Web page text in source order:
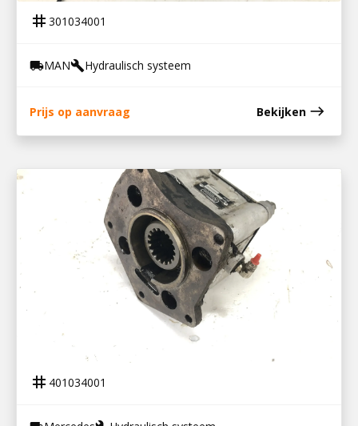
tag 301034001
local_shippingMANbuildHydraulisch systeem
Prijs op aanvraag Bekijken east
401034001
PTO G3/60-5 BAK
tag 401034001